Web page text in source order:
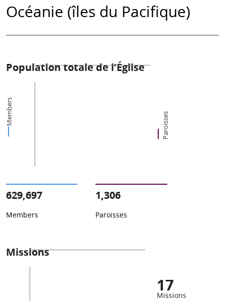
Océanie (îles du Pacifique)
Population totale de l’Église
Members Paroisses
629,697
Members
1,306
Paroisses
Missions
17
Missions